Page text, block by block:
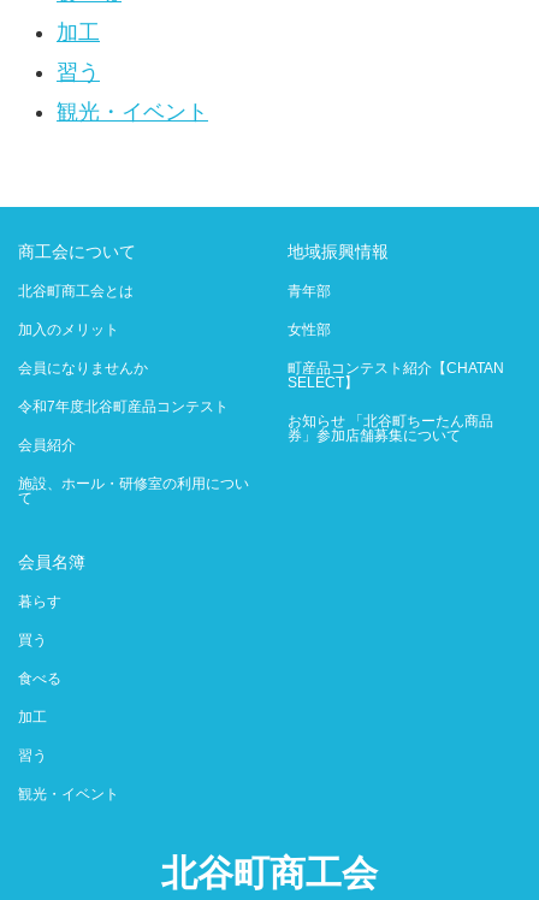
加工
習う
観光・イベント
商工会について
北谷町商工会とは
加入のメリット
会員になりませんか
令和7年度北谷町産品コンテスト
会員紹介
施設、ホール・研修室の利用につい
て
地域振興情報
青年部
女性部
町産品コンテスト紹介【CHATAN
SELECT】
お知らせ 「北谷町ちーたん商品
券」参加店舗募集について
会員名簿
暮らす
買う
食べる
加工
習う
観光・イベント
北谷町商工会